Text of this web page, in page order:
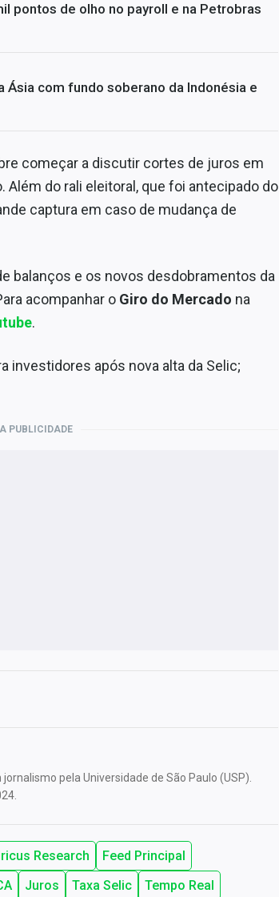
pontos de olho no payroll e na Petrobras
Ásia com fundo soberano da Indonésia e
começar a discutir cortes de juros em
do rali eleitoral, que foi antecipado do
captura em caso de mudança de
balanços e os novos desdobramentos da
acompanhar o Giro do Mercado na
.
investidores após nova alta da Selic;
PUBLICIDADE
pela Universidade de São Paulo (USP).
Research
Feed Principal
Juros Taxa Selic Tempo Real